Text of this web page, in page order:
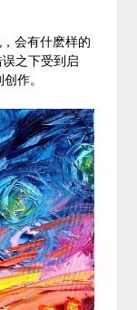
会有什麽样的
之下受到启
作。